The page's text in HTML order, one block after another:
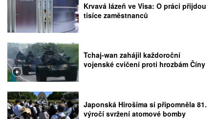
Krvavá lázeň ve Visa: O práci přijdou
tisíce zaměstnanců
Tchaj-wan zahájil každoroční
vojenské cvičení proti hrozbám Číny
Japonská Hirošima si připomněla 81.
výročí svržení atomové bomby